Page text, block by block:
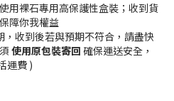
用裸石專用高保護性盒裝；收到貨
障你我權益
，收到後若與預期不符合，請盡快
使用原包裝寄回 確保運送安全，
運費 )